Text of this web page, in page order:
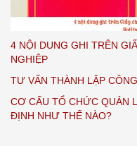
4 NỘI DUNG GHI TRÊN
NGHIỆP
TƯ VẤN THÀNH LẬP
CƠ CẤU TỔ CHỨC QUẢN
ĐỊNH NHƯ THẾ NÀO?